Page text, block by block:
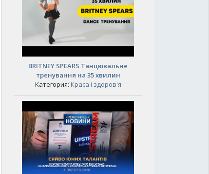
BRITNEY SPEARS Танцювальне
тренування на 35 хвилин
Категория: Краса і здоров'я